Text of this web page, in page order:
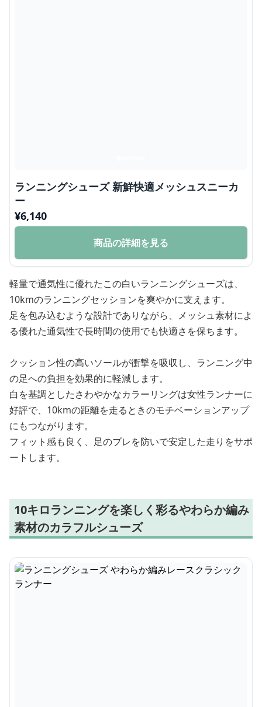
ランニングシューズ 新鮮快適メッシュスニーカ
ー
¥6,140
商品の詳細を見る
軽量で通気性に優れたこの白いランニングシューズは、
10kmのランニングセッションを爽やかに支えます。
足を包み込むような設計でありながら、メッシュ素材によ
る優れた通気性で長時間の使用でも快適さを保ちます。
クッション性の高いソールが衝撃を吸収し、ランニング中
の足への負担を効果的に軽減します。
白を基調としたさわやかなカラーリングは女性ランナーに
好評で、10kmの距離を走るときのモチベーションアップ
にもつながります。
フィット感も良く、足のブレを防いで安定した走りをサポ
ートします。
10キロランニングを楽しく彩るやわらか編み
素材のカラフルシューズ